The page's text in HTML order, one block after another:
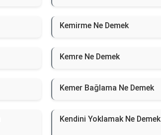
Kemirme Ne Demek
Kemre Ne Demek
Kemer Bağlama Ne Demek
Kendini Yoklamak Ne Demek